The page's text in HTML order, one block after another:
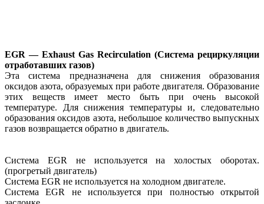
EGR — Exhaust Gas Recirculatiоn (Система рециркуляции
отработавших газов)
Эта система предназначена для снижения образования
оксидов азота, образуемых при работе двигателя. Образование
этих веществ имеет место быть при очень высокой
температуре. Для снижения температуры и, следовательно
образования оксидов азота, небольшое количество выпускных
газов возвращается обратно в двигатель.
Система EGR не используется на холостых оборотах.
(прогретый двигатель)
Система EGR не используется на холодном двигателе.
Система EGR не используется при полностью открытой